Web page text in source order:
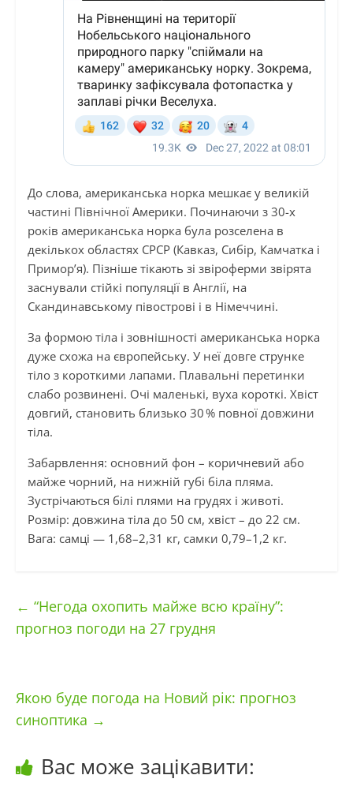
До слова, американська норка мешкає у великій
частині Північної Америки. Починаючи з 30-х
років американська норка була розселена в
декількох областях СРСР (Кавказ, Сибір, Камчатка і
Примор’я). Пізніше тікають зі звіроферми звірята
заснували стійкі популяції в Англії, на
Скандинавському півострові і в Німеччині.
За формою тіла і зовнішності американська норка
дуже схожа на європейську. У неї довге струнке
тіло з короткими лапами. Плавальні перетинки
слабо розвинені. Очі маленькі, вуха короткі. Хвіст
довгий, становить близько 30 % повної довжини
тіла.
Забарвлення: основний фон – коричневий або
майже чорний, на нижній губі біла пляма.
Зустрічаються білі плями на грудях і животі.
Розмір: довжина тіла до 50 см, хвіст – до 22 см.
Вага: самці — 1,68–2,31 кг, самки 0,79–1,2 кг.
← “Негода охопить майже всю країну”:
прогноз погоди на 27 грудня
Якою буде погода на Новий рік: прогноз
синоптика →
Вас може зацікавити: